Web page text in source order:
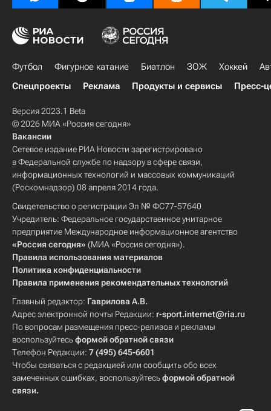
Футбол Фигурное катание Биатлон ЗОЖ Хоккей
Спецпроекты
Реклама Продукты и сервисы Пресс-
Версия 2023.1 Beta
© 2026 МИА «Россия сегодня»
Вакансии
Сетевое издание РИА Новости зарегистрировано
в Федеральной службе по надзору в сфере связи,
информационных технологий и массовых коммуникаций
(Роскомнадзор) 08 апреля 2014 года.
Свидетельство о регистрации Эл № ФС77-57640
Учредитель: Федеральное государственное унитарное
предприятие Международное информационное агентство
«Россия сегодня» (МИА «Россия сегодня»).
Правила использования материалов
Политика конфиденциальности
Правила применения рекомендательных технологий
Главный редактор: Гаврилова А.В.
Адрес электронной почты Редакции: r-sport.internet@ria.ru
По вопросам размещения пресс-релизов и рекламы
воспользуйтесьформой обратной связи
Телефон Редакции: 7 (495) 645-6601
Чтобы связаться с редакцией или сообщить обо всех
замеченных ошибках, воспользуйтесьформой обратной
связи.